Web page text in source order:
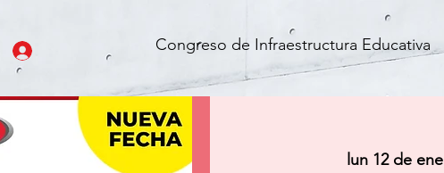
Congreso de Infraestructura Educativa
lun 12 de ene